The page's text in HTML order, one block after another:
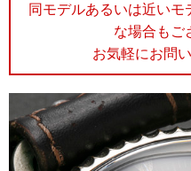
同モデルあるいは近い
な場合もご
お気軽にお問